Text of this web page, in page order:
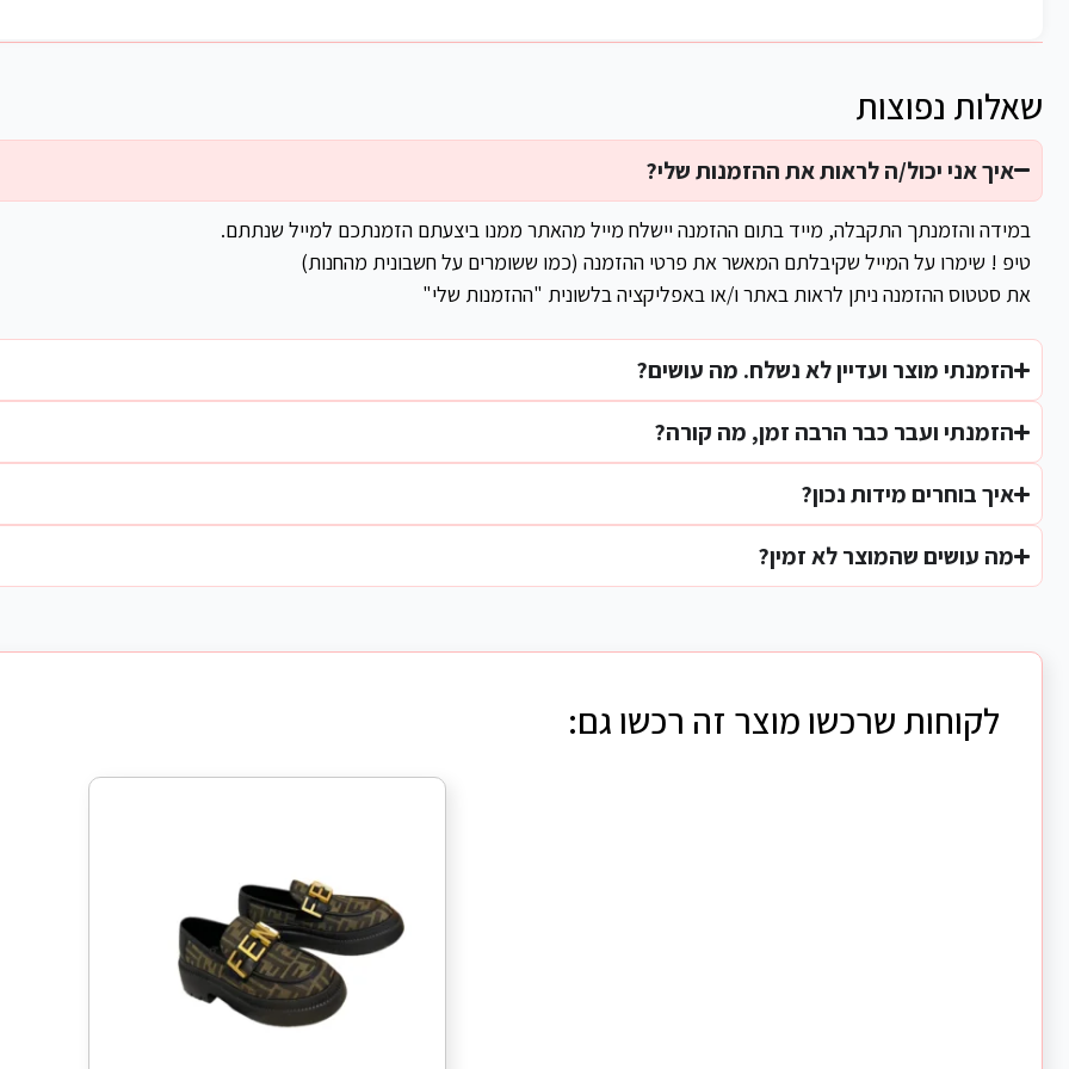
איך אני יכול/ה לראות את ההזמנות שלי?
במידה והזמנתך התקבלה, מייד בתום ההזמנה יישלח מייל מהאתר ממנו ביצעתם הזמנתכם למייל שנתתם.
טיפ ! שימרו על המייל שקיבלתם המאשר את פרטי ההזמנה (כמו ששומרים על חשבונית מהחנות)
את סטטוס ההזמנה ניתן לראות באתר ו/או באפליקציה בלשונית "ההזמנות שלי"
הזמנתי מוצר ועדיין לא נשלח. מה עושים?
הזמנתי ועבר כבר הרבה זמן, מה קורה?
איך בוחרים מידות נכון?
מה עושים שהמוצר לא זמין?
שאלות נפוצות
לקוחות שרכשו מוצר זה רכשו גם: